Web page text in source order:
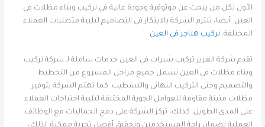
الأول لكل من يبحث عن موثوقية وجودة عالية في تركيب وبناء مظلات في
العين. أيضا، تلتزم الشركة بالابتكار في التصاميم لتلبية متطلبات العملاء
المختلفة. تركيب هناجر في العين
تقدم شركة الغرير تركيب شبرات في العين خدمات شاملة لـ شركة تركيب
وبناء مظلات في العين تشمل جميع مراحل المشروع من التخطيط
والتصميم وحتى التركيب النهائي والتشطيب. كما تهتم الشركة بتوفير
مظلات متينة مقاومة للعوامل الجوية المختلفة لتلبية احتياجات العملاء
على المدى الطويل. كذلك، تركز الشركة على دمج الجماليات مع الوظائف
العملية لضمان راحة المستخدمين وتحقيق أفضل تجربة ممكنة. لذلك،